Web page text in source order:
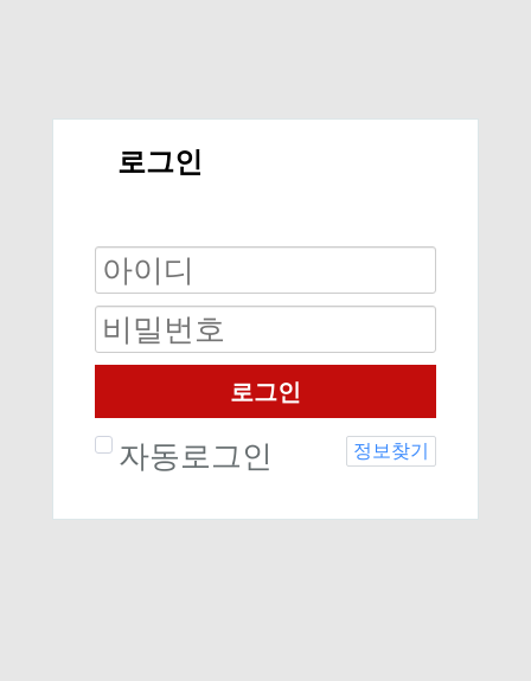
로그인
로그인
자동로그인 정보찾기